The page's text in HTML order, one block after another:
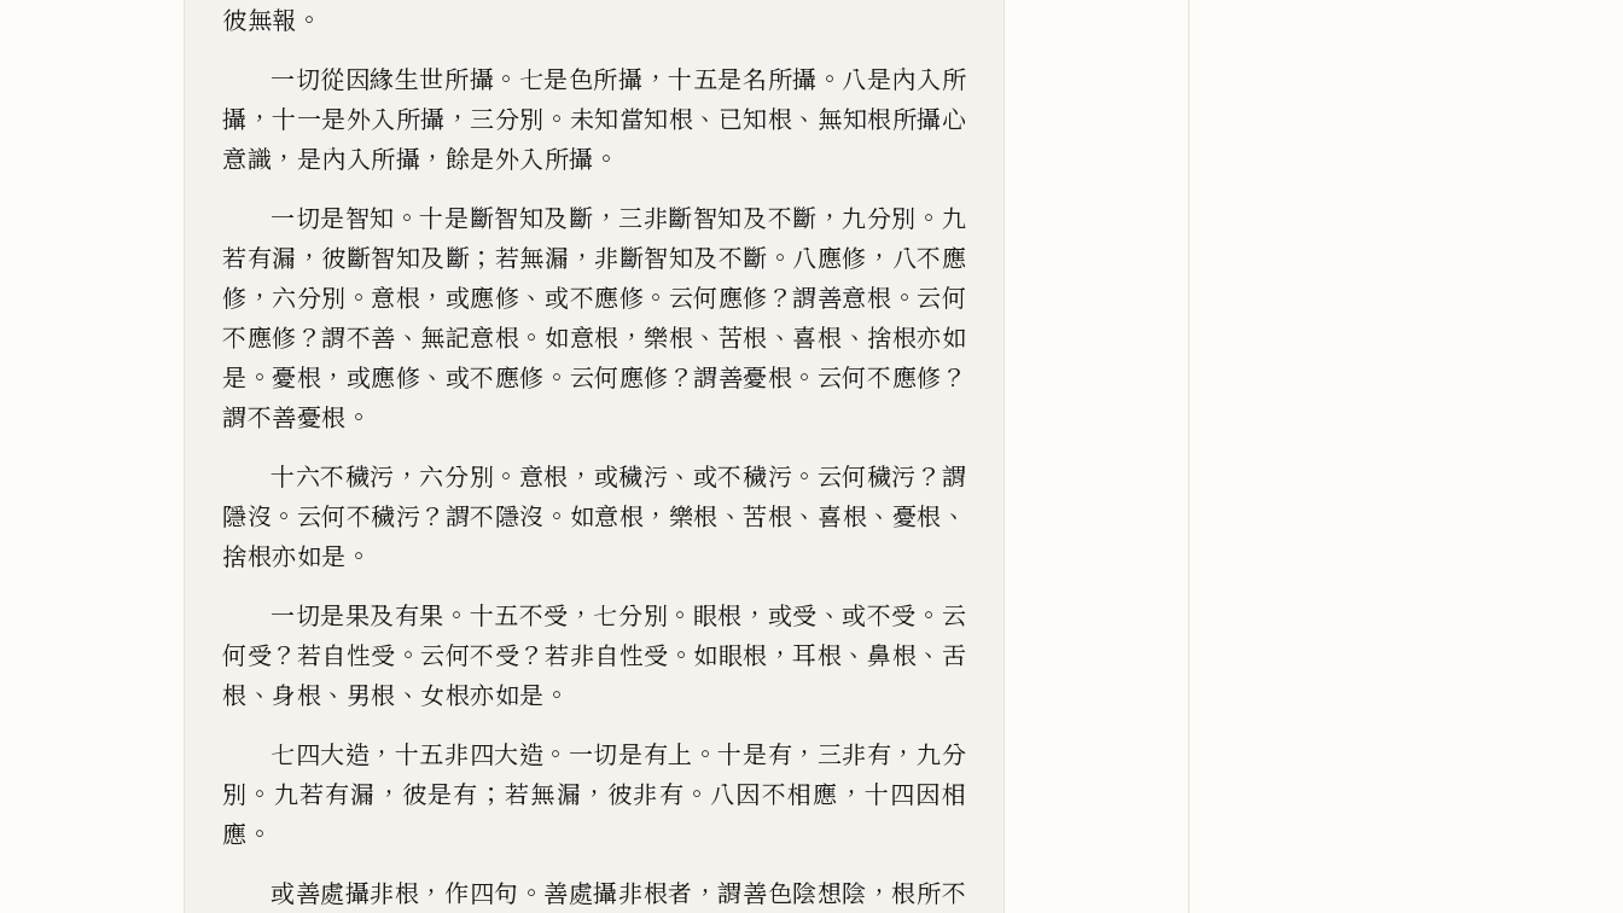
彼無報 。
一切從因緣生世所攝 。 七是色所攝 ，十五是名所攝 。 八是內入所
攝 ，十一是外入所攝 ， 三分別 。 未知當知根 、 已知根 、 無知根所攝心
意識 ， 是內入所攝 ， 餘是外入所攝 。
一切是智知 。十是斷智知及斷 ， 三非斷智知及不斷 ， 九分別 。 九
若有漏 ， 彼斷智知及斷 ； 若無漏 ， 非斷智知及不斷 。 八應修 ， 八不應
修 ， 六分別 。 意根 ， 或應修 、 或不應修 。 云何應修 ？謂善意根 。 云何
不應修 ？謂不善 、 無記意根 。 如意根 ， 樂根 、 苦根 、 喜根 、 捨根亦如
是 。憂根 ， 或應修 、 或不應修 。 云何應修 ？謂善憂根 。 云何不應修 ？
謂不善憂根 。
十六不穢污 ， 六分別 。 意根 ， 或穢污 、 或不穢污 。 云何穢污 ？ 謂
隱沒 。 云何不穢污 ？ 謂不隱沒 。 如意根 ， 樂根 、苦根 、 喜根 、 憂根 、
捨根亦如是 。
一切是果及有果 。 十五不受 ， 七分別 。 眼根 ， 或受 、 或不受 。 云
何受？ 若自性受 。 云何不受？ 若非自性受 。 如眼根 ，耳根 、鼻根 、 舌
根 、 身根 、 男根 、 女根亦如是 。
七四大造 ， 十五非四大造 。 一切是有上 。十是有 ， 三非有 ， 九分
別 。 九若有漏 ， 彼是有 ； 若無漏 ， 彼非有 。 八因不相應 ， 十四因相
應 。
或善處攝非根 ， 作四句 。 善處攝非根者 ，謂善色陰想陰 ，根所不